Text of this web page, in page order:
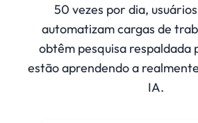
50 vezes por dia,
automatizam cargas de
obtêm pesquisa respaldada
estão aprendendo a
IA.